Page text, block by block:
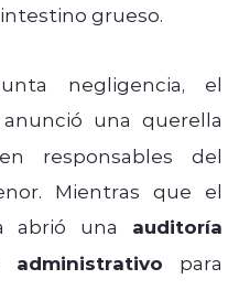
grueso.
negligencia, el
anunció una querella
responsables del
Mientras que el
abrió una auditoría
para